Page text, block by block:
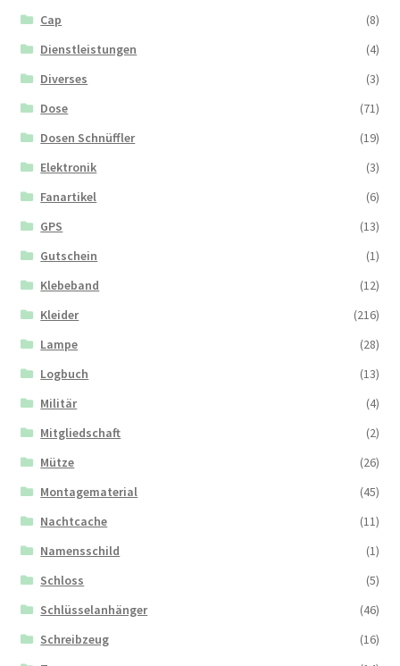
Cap
(8)
Dienstleistungen
(4)
Diverses
(3)
Dose
(71)
Dosen Schnüffler
(19)
Elektronik
(3)
Fanartikel
(6)
GPS
(13)
Gutschein
(1)
Klebeband
(12)
Kleider
(216)
Lampe
(28)
Logbuch
(13)
Militär
(4)
Mitgliedschaft
(2)
Mütze
(26)
Montagematerial
(45)
Nachtcache
(11)
Namensschild
(1)
Schloss
(5)
Schlüsselanhänger
(46)
Schreibzeug
(16)